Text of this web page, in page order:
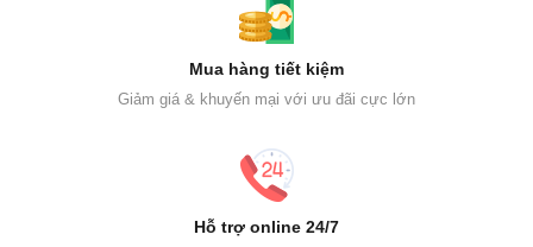
Mua hàng tiết kiệm
Giảm giá & khuyến mại với ưu đãi cực lớn
Hỗ trợ online 24/7